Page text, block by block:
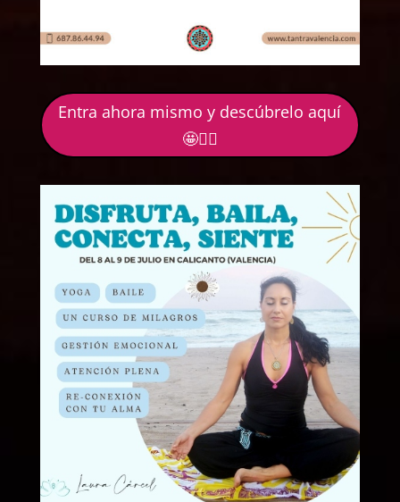
Entra ahora mismo y descúbrelo aquí
🤩🙋‍♀️